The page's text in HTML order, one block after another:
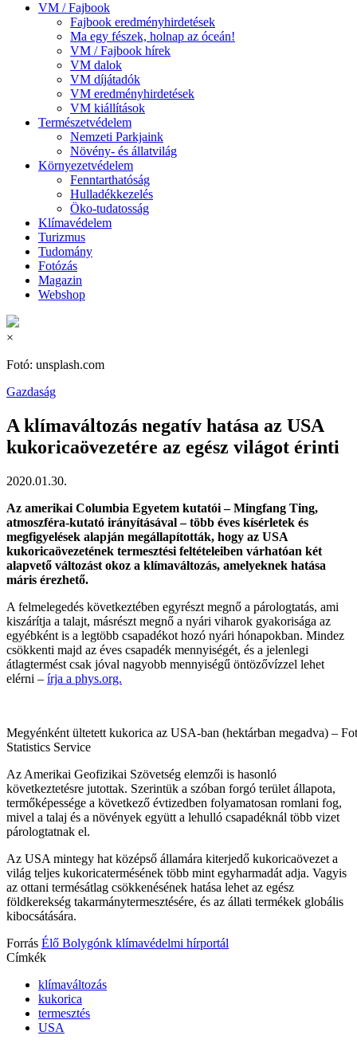
VM / Fajbook
Fajbook eredményhirdetések
Ma egy fészek, holnap az óceán!
VM / Fajbook hírek
VM dalok
VM díjátadók
VM eredményhirdetések
VM kiállítások
Természetvédelem
Nemzeti Parkjaink
Növény- és állatvilág
Környezetvédelem
Fenntarthatóság
Hulladékkezelés
Öko-tudatosság
Klímavédelem
Turizmus
Tudomány
Fotózás
Magazin
Webshop
×
Fotó: unsplash.com
Gazdaság
A klímaváltozás negatív hatása az USA
kukoricaövezetére az egész világot érinti
2020.01.30.
Az amerikai Columbia Egyetem kutatói – Mingfang Ting,
atmoszféra-kutató irányításával – több éves kísérletek és
megfigyelések alapján megállapították, hogy az USA
kukoricaövezetének termesztési feltételeiben várhatóan két
alapvető változást okoz a klímaváltozás, amelyeknek hatása
máris érezhető.
A felmelegedés következtében egyrészt megnő a párologtatás, ami
kiszárítja a talajt, másrészt megnő a nyári viharok gyakorisága az
egyébként is a legtöbb csapadékot hozó nyári hónapokban. Mindez
csökkenti majd az éves csapadék mennyiségét, és a jelenlegi
átlagtermést csak jóval nagyobb mennyiségű öntözővízzel lehet
elérni – írja a phys.org.
Megyénként ültetett kukorica az USA-ban (hektárban megadva) –
Statistics Service
Az Amerikai Geofizikai Szövetség elemzői is hasonló
következtetésre jutottak. Szerintük a szóban forgó terület állapota,
termőképessége a következő évtizedben folyamatosan romlani fog,
mivel a talaj és a növények együtt a lehulló csapadéknál több vizet
párologtatnak el.
Az USA mintegy hat középső államára kiterjedő kukoricaövezet a
világ teljes kukoricatermésének több mint egyharmadát adja. Vagyis
az ottani termésátlag csökkenésének hatása lehet az egész
földkerekség takarmánytermesztésére, és az állati termékek globális
kibocsátására.
Forrás Élő Bolygónk klímavédelmi hírportál
Címkék
klímaváltozás
kukorica
termesztés
USA